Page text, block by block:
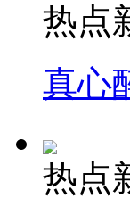
热点
真心
热点